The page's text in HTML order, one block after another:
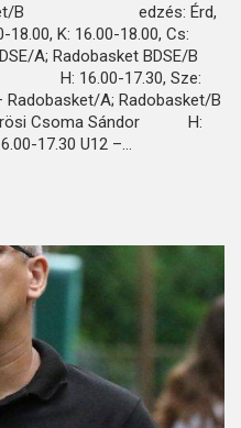
B edzés: Érd,
K: 16.00-18.00, Cs:
A; Radobasket BDSE/B
H: 16.00-17.30, Sze:
Radobasket/A; Radobasket/B
Sándor H:
17.30 U12 –…